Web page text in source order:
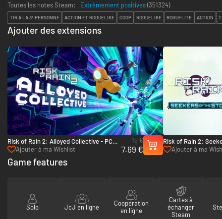
Toutes les notes Steam:
Extrêmement positives(351324)
TIR À LA 3ᵉ PERSONNE ACTION ET ROGUELIKE COOP ROGUELIKE ROGUELITE ACTION
Ajouter des extensions
Risk of Rain 2: Alloyed Collective - PC
(Steam)
Ajouter à ma Wishlist
15 €
7.69 €
Risk of Rain 2:
PC (Steam)
Ajouter à ma
Game features
Solo JcJ en ligne
Coopération
en ligne
Cartes à
échanger
Steam